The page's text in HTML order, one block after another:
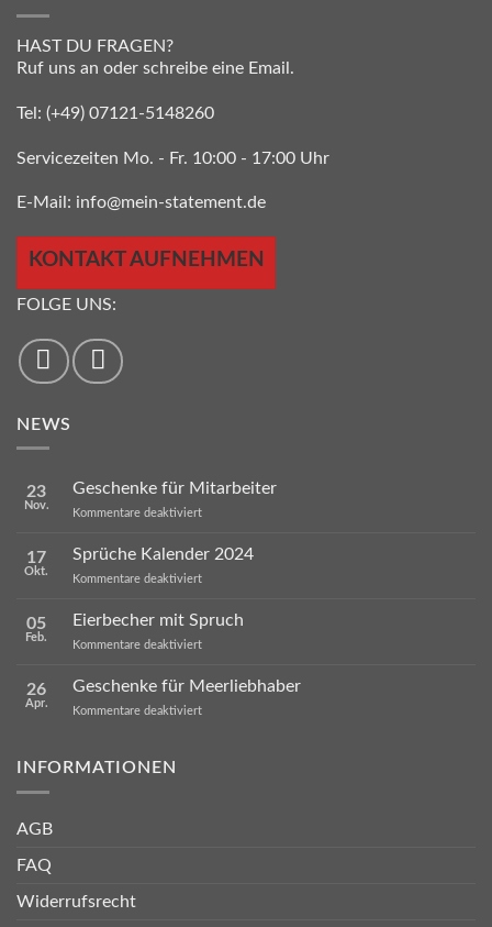
HAST DU FRAGEN?
Ruf uns an oder schreibe eine Email.
Tel: (+49) 07121-5148260
Servicezeiten Mo. - Fr. 10:00 - 17:00 Uhr
E-Mail: info@mein-statement.de
KONTAKT AUFNEHMEN
FOLGE UNS:
NEWS
23
Nov.
Geschenke für Mitarbeiter
Kommentare deaktiviertfür
Mitarbeiter
17
Okt.
Sprüche Kalender 2024
Kommentare deaktiviertfür
2024
05
Feb.
Eierbecher mit Spruch
Kommentare deaktiviertfür
Spruch
26
Apr.
Geschenke für Meerliebhaber
Kommentare deaktiviertfür
INFORMATIONEN
AGB
FAQ
Widerrufsrecht